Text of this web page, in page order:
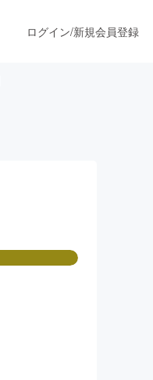
ログイン/新規会員登録